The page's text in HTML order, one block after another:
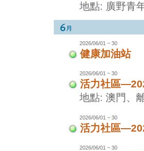
地點: 廣野青
2026/06/01 ~ 30
健康加油站
2026/06/01 ~ 30
活力社區
地點: 澳門、
2026/06/01 ~ 30
活力社區
2026/06/01 ~ 30